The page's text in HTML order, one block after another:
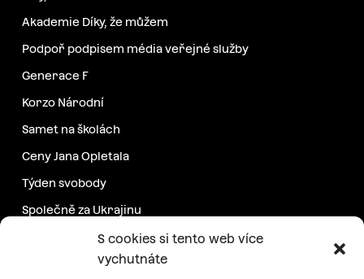
S cookies si tento web více
vychutnáte
Akademie Díky, že můžem
Podpoř podpisem média veřejné služby
Generace F
Korzo Národní
Samet na školách
Ceny Jana Opletala
Týden svobody
Společně za Ukrajinu
Další projekty